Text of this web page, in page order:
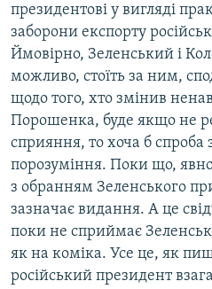
Усі сайти RFE/RL
президентові у вигляді
заборони експорту
Ймовірно, Зеленський і
можливо, стоїть за ним,
щодо того, хто змінив
Порошенка, буде якщо не
сприяння, то хоча б
порозуміння. Поки що,
з обранням Зеленського
зазначає видання. А це
поки не сприймає
як на коміка. Усе це, як
російський президент